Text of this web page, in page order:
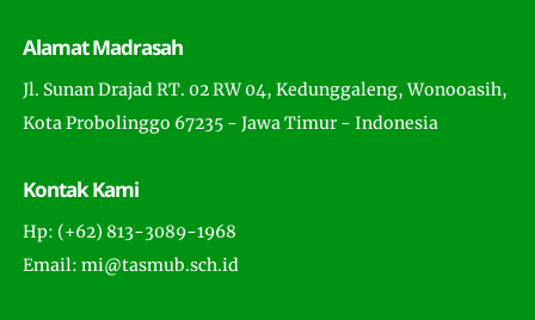
Alamat Madrasah
Jl. Sunan Drajad RT. 02 RW 04, Kedunggaleng, Wonooasih,
Kota Probolinggo 67235 - Jawa Timur - Indonesia
Kontak Kami
Hp: (+62) 813-3089-1968
Email: mi@tasmub.sch.id